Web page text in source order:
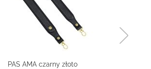
PAS AMA czarny złoto